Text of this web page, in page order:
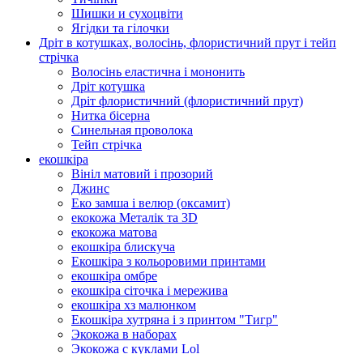
Шишки и сухоцвіти
Ягідки та гілочки
Дріт в котушках, волосінь, флористичний прут і тейп
стрічка
Волосінь еластична і мононить
Дріт котушка
Дріт флористичний (флористичний прут)
Нитка бісерна
Синельная проволока
Тейп стрічка
екошкіра
Вініл матовий і прозорий
Джинс
Еко замша і велюр (оксамит)
екокожа Металік та 3D
екокожа матова
екошкіра блискуча
Екошкіра з кольоровими принтами
екошкіра омбре
екошкіра сіточка і мережива
екошкіра хз малюнком
Екошкіра хутряна і з принтом "Тигр"
Экокожа в наборах
Экокожа с куклами Lol